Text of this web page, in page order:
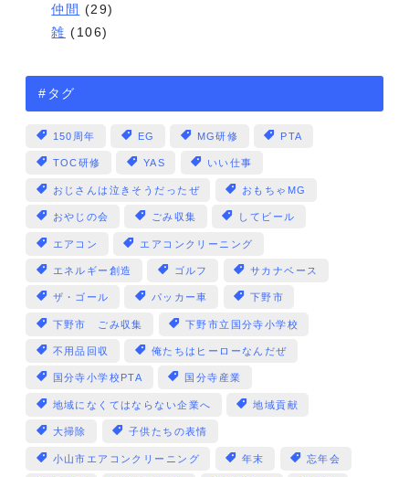
仲間 (29)
雑 (106)
#タグ
150周年 EG MG研修 PTA
TOC研修 YAS いい仕事
おじさんは泣きそうだったぜ おもちゃMG
おやじの会 ごみ収集 してビール
エアコン エアコンクリーニング
エネルギー創造 ゴルフ サカナベース
ザ・ゴール パッカー車 下野市
下野市 ごみ収集 下野市立国分寺小学校
不用品回収 俺たちはヒーローなんだぜ
国分寺小学校PTA 国分寺産業
地域になくてはならない企業へ 地域貢献
大掃除 子供たちの表情
小山市エアコンクリーニング 年末 忘年会